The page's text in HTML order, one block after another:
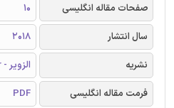
صفحات مقاله انگلیسی
10
سال انتشار
2018
نشریه
الزویر - Elsevier
فرمت مقاله انگلیسی
PDF